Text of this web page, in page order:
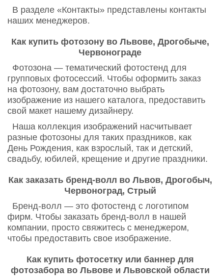
В разделе «Контакты» представлены контакты
наших менеджеров.
Как купить фотозону во Львове, Дрогобыче,
Червонограде
Фотозона — тематический фотостенд для
групповых фотосессий. Чтобы оформить заказ
на фотозону, вам достаточно выбрать
изображение из нашего каталога, предоставить
свой макет нашему дизайнеру.
Наша коллекция изображений насчитывает
разные фотозоны для таких праздников, как
День Рождения, как взрослый, так и детский,
свадьбу, юбилей, крещение и другие праздники.
Как заказать бренд-волл во Львов, Дрогобыч,
Червоноград, Стрый
Бренд-волл — это фотостенд с логотипом
фирм. Чтобы заказать бренд-волл в нашей
компании, просто свяжитесь с менеджером,
чтобы предоставить свое изображение.
Как купить фотосетку или баннер для
фотозабора во Львове и Львовской области